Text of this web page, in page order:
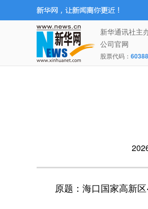
新华通讯社主
公司官网
股票代码：
原题：海口国家高新区